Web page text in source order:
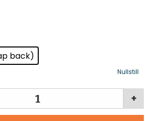
back)
Nullstill
+